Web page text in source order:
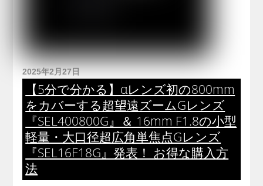
2025年2月27日
【5分で分かる】αレンズ初の800mm
をカバーする超望遠ズームGレンズ
『SEL400800G』＆ 16mm F1.8の小型
軽量・大口径超広角単焦点Gレンズ
『SEL16F18G』発表！ お得な購入方
法